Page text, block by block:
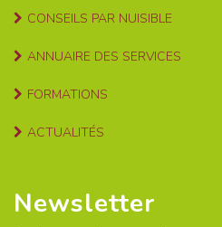
CONSEILS PAR NUISIBLE
ANNUAIRE DES SERVICES
FORMATIONS
ACTUALITÉS
Newsletter